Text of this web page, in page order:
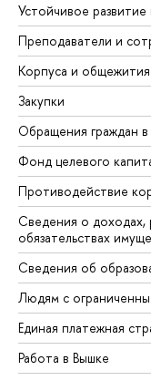
Устойчивое
Преподаватели и
Корпуса и общежития
Закупки
Обращения граждан
Фонд целевого
Противодействие
Сведения о доходах,
обязательствах
Сведения об
Людям с
Единая платежная
Работа в Вышке